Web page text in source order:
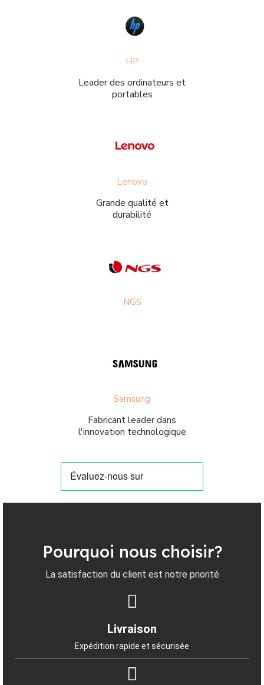
HP
Leader des ordinateurs et
portables
Lenovo
Grande qualité et
durabilité
NGS
Samsung
Fabricant leader dans
l'innovation technologique
Pourquoi nous choisir?
La satisfaction du client est notre priorité
Livraison
Expédition rapide et sécurisée